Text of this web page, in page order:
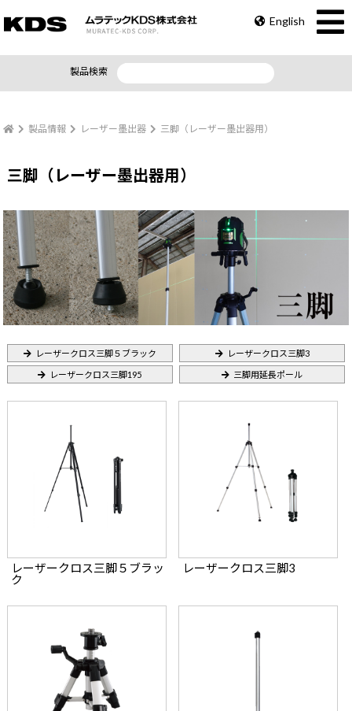
English
製品検索
製品情報 レーザー墨出器 三脚（レーザー墨出器用）
三脚（レーザー墨出器用）
レーザークロス三脚５ブラック レーザークロス三脚3
レーザークロス三脚195 三脚用延長ポール
レーザークロス三脚５ブラッ
ク
レーザークロス三脚3